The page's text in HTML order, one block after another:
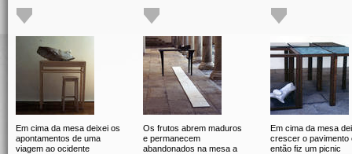
Em cima da mesa deixei os
apontamentos de uma
viagem ao ocidente
Os frutos abrem maduros
e permanecem
abandonados na mesa a
Em cima da mesa
crescer o pavimento
então fiz um picnic